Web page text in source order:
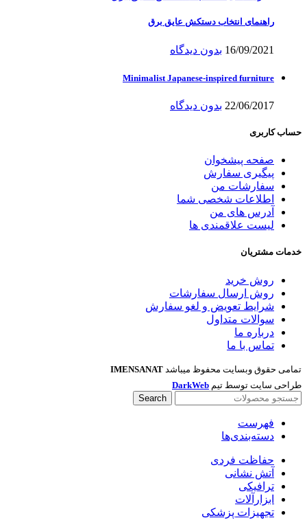
راهنمای انتخاب دستکش عایق برق
16/09/2021 بدون دیدگاه
Minimalist Japanese-inspired furniture
22/06/2017 بدون دیدگاه
حساب کاربری
صفحه پیشخوان
پیگیری سفارش
سفارشات من
اطلاعات شخصی شما
آدرس های من
لیست علاقمندی ها
خدمات مشتریان
روش خرید
روش ارسال سفارشات
شرایط تعویض و لغو سفارش
سوالات متداول
درباره ما
تماس با ما
تمامی حقوق وبسایت محفوظ میباشد IMENSANAT
طراحی سایت توسط تیم DarkWeb
Search
فهرست
دسته‌بندی‌ها
حفاظت فردی
آتش نشانی
ترافیکی
ابزارآلات
تجهیزات پزشکی